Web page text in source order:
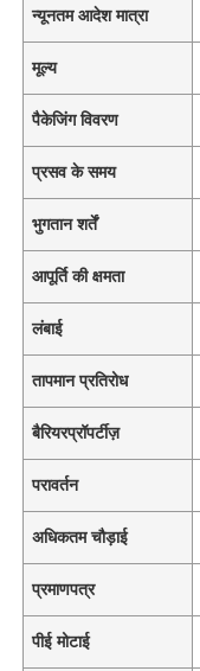
न्यूनतम आदेश मात्रा
मूल्य
पैकेजिंग विवरण
प्रसव के समय
भुगतान शर्तें
आपूर्ति की क्षमता
लंबाई
तापमान प्रतिरोध
बैरियरप्रॉपर्टीज़
परावर्तन
अधिकतम चौड़ाई
प्रमाणपत्र
पीई मोटाई